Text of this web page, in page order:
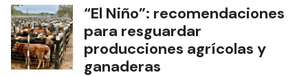
“El Niño”: recomendaciones
para resguardar
producciones agrícolas y
ganaderas